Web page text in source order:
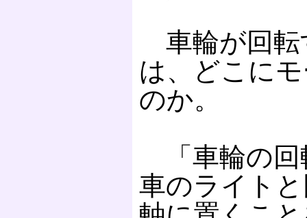
車輪が回転
は、どこに
のか。
「車輪の回
車のライト